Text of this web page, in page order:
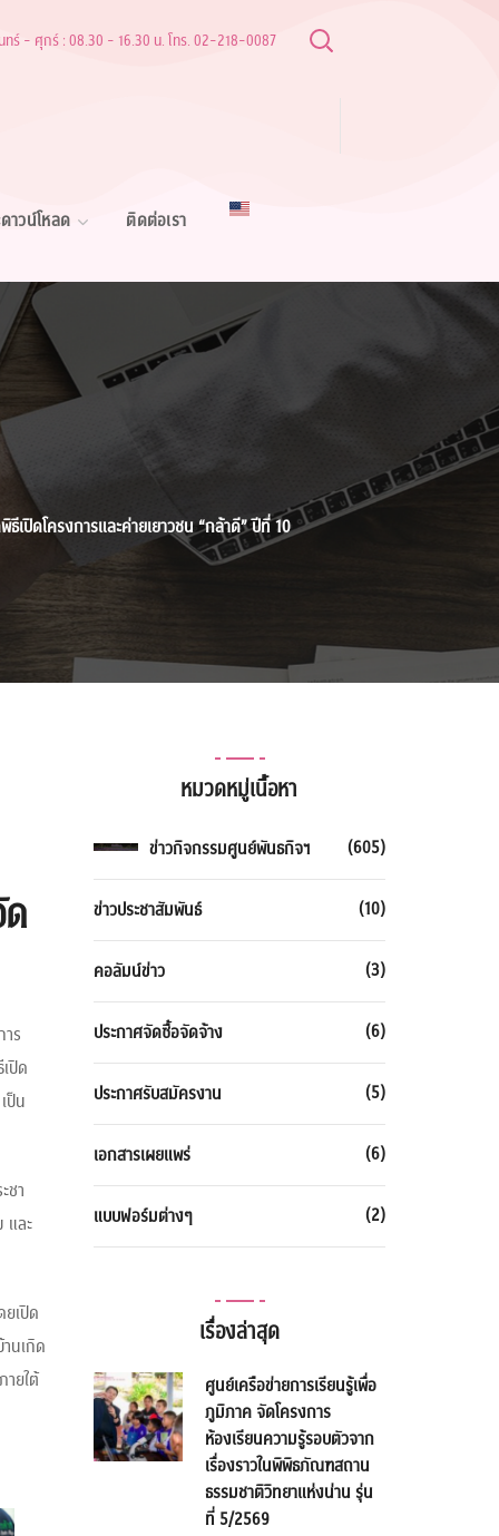
ทร์ - ศุกร์ : 08.30 - 16.30 น. โทร. 02-218-0087
าวน์โหลด ติดต่อเรา
ปิดโครงการและค่ายเยาวชน “กล้าดี” ปีที่ 10
ร
ปิด
ป็น
ชา
และ
เปิด
นเกิด
ายใต้
หมวดหมู่เนื้อหา
ข่าวกิจกรรมศูนย์พันธกิจฯ (605)
ข่าวประชาสัมพันธ์ (10)
คอลัมน์ข่าว (3)
ประกาศจัดซื้อจัดจ้าง (6)
ประกาศรับสมัครงาน (5)
เอกสารเผยแพร่ (6)
แบบฟอร์มต่างๆ (2)
เรื่องล่าสุด
ศูนย์เครือข่ายการเรียนรู้เพื่อ
ภูมิภาค จัดโครงการ
ห้องเรียนความรู้รอบตัวจาก
เรื่องราวในพิพิธภัณฑสถาน
ธรรมชาติวิทยาแห่งน่าน รุ่น
ที่ 5/2569